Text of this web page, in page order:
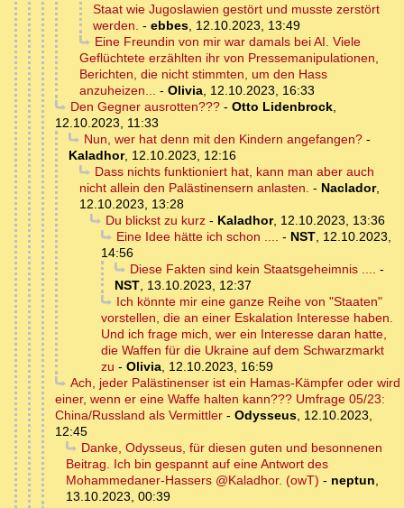
Staat wie Jugoslawien gestört und musste zerstört
werden. - ebbes, 12.10.2023, 13:49
Eine Freundin von mir war damals bei AI. Viele
Geflüchtete erzählten ihr von Pressemanipulationen,
Berichten, die nicht stimmten, um den Hass
anzuheizen... - Olivia, 12.10.2023, 16:33
Den Gegner ausrotten???- Otto Lidenbrock,
12.10.2023, 11:33
Nun, wer hat denn mit den Kindern angefangen?-
Kaladhor, 12.10.2023, 12:16
Dass nichts funktioniert hat, kann man aber auch
nicht allein den Palästinensern anlasten. - Naclador,
12.10.2023, 13:28
Du blickst zu kurz- Kaladhor, 12.10.2023, 13:36
Eine Idee hätte ich schon .... - NST, 12.10.2023,
14:56
Diese Fakten sind kein Staatsgeheimnis .... -
NST, 13.10.2023, 12:37
Ich könnte mir eine ganze Reihe von "Staaten"
vorstellen, die an einer Eskalation Interesse haben.
Und ich frage mich, wer ein Interesse daran hatte,
die Waffen für die Ukraine auf dem Schwarzmarkt
zu - Olivia, 12.10.2023, 16:59
Ach, jeder Palästinenser ist ein Hamas-Kämpfer oder wird
einer, wenn er eine Waffe halten kann??? Umfrage 05/23:
China/Russland als Vermittler - Odysseus, 12.10.2023,
12:45
Danke, Odysseus, für diesen guten und besonnenen
Beitrag. Ich bin gespannt auf eine Antwort des
Mohammedaner-Hassers @Kaladhor. (owT) - neptun,
13.10.2023, 00:39